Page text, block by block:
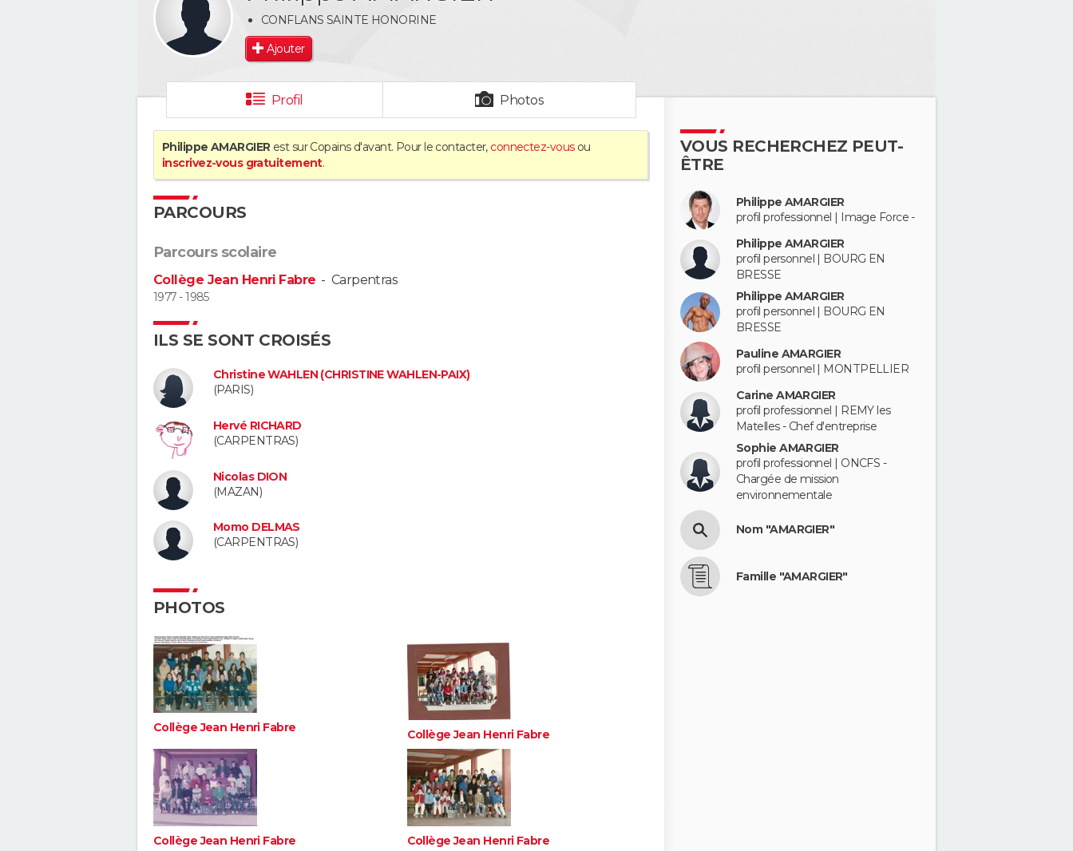
CONFLANS SAINTE HONORINE
Ajouter
Profil Photos
Philippe AMARGIER est sur Copains d'avant. Pour le contacter, connectez-vousou
inscrivez-vous gratuitement.
PARCOURS
Parcours scolaire
Collège Jean Henri Fabre - Carpentras
1977 - 1985
ILS SE SONT CROISÉS
Christine WAHLEN (CHRISTINE WAHLEN-PAIX)
(PARIS)
Hervé RICHARD
(CARPENTRAS)
Nicolas DION
(MAZAN)
Momo DELMAS
(CARPENTRAS)
PHOTOS
Collège Jean Henri Fabre Collège Jean Henri Fabre
Collège Jean Henri Fabre Collège Jean Henri Fabre
VOUS RECHERCHEZ PEUT-
ÊTRE
Philippe AMARGIER
profil professionnel | Image Force -
Philippe AMARGIER
profil personnel | BOURG EN
BRESSE
Philippe AMARGIER
profil personnel | BOURG EN
BRESSE
Pauline AMARGIER
profil personnel | MONTPELLIER
Carine AMARGIER
profil professionnel | REMY les
Matelles - Chef d'entreprise
Sophie AMARGIER
profil professionnel | ONCFS -
Chargée de mission
environnementale
Nom "AMARGIER"
Famille "AMARGIER"